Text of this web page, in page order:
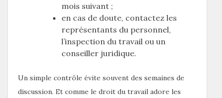
mois suivant ;
en cas de doute, contactez les
représentants du personnel,
l’inspection du travail ou un
conseiller juridique.
Un simple contrôle évite souvent des semaines de
discussion. Et comme le droit du travail adore les